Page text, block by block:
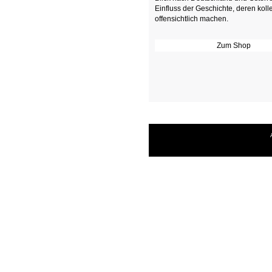
Einfluss der Geschichte, deren
offensichtlich machen.